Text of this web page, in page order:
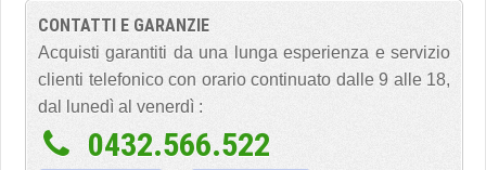
CONTATTI E GARANZIE
Acquisti garantiti da una lunga esperienza e servizio
clienti telefonico con orario continuato dalle 9 alle 18,
dal lunedì al venerdì :
0432.566.522